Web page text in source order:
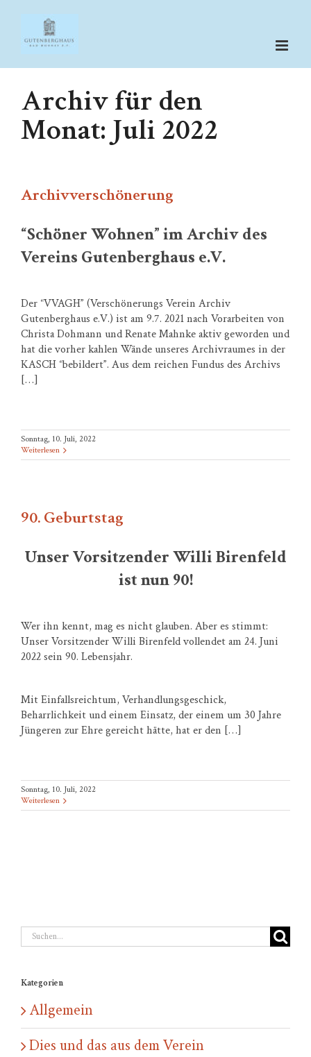
springen
Archiv für den
Monat: Juli 2022
Archivverschönerung
“Schöner Wohnen” im Archiv des
Vereins Gutenberghaus e.V.
Der “VVAGH” (Verschönerungs Verein Archiv
Gutenberghaus e.V.) ist am 9.7. 2021 nach Vorarbeiten von
Christa Dohmann und Renate Mahnke aktiv geworden und
hat die vorher kahlen Wände unseres Archivraumes in der
KASCH “bebildert”. Aus dem reichen Fundus des Archivs
[…]
Sonntag, 10. Juli, 2022
Weiterlesen
90. Geburtstag
Unser Vorsitzender Willi Birenfeld
ist nun 90!
Wer ihn kennt, mag es nicht glauben. Aber es stimmt:
Unser Vorsitzender Willi Birenfeld vollendet am 24. Juni
2022 sein 90. Lebensjahr.
Mit Einfallsreichtum, Verhandlungsgeschick,
Beharrlichkeit und einem Einsatz, der einem um 30 Jahre
Jüngeren zur Ehre gereicht hätte, hat er den […]
Sonntag, 10. Juli, 2022
Weiterlesen
Suche
Kategorien
Allgemein
Dies und das aus dem Verein